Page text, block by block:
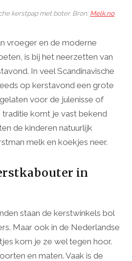
kerstpap met boter. Bron:Melk.no
vroeger en de moderne
is bij het neerzetten van
In veel Scandinavische
op kerstavond een grote
voor de julenisse of
komt je vast bekend
de kinderen natuurlijk
melk en koekjes neer.
in
staan de kerstwinkels bol
Maar ook in de Nederlandse
kom je ze wel tegen hoor.
en maten. Vaak is de